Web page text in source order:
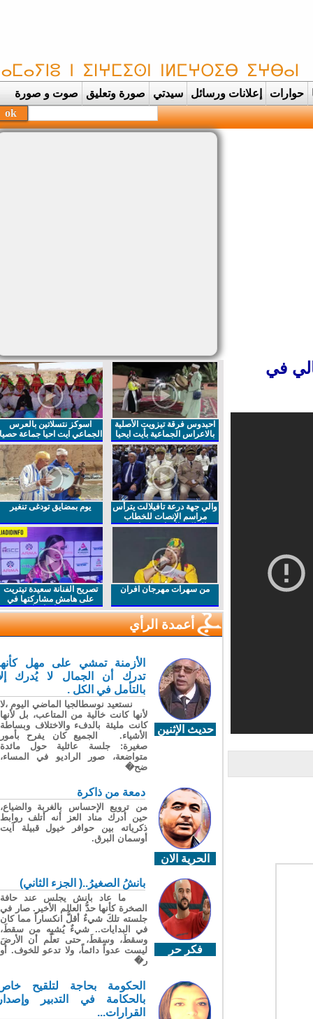
حوارات إعلانات ورسائل سيدتي صورة وتعليق صوت و صورة
في
احيدوس فرقة تيزويت الأصلية
بالاعراس الجماعية بأيت ايحيا
اسوكز نتسلاتين بالعرس
الجماعي ايت احيا جماعة حصيا
والي جهة درعة تافيلالت يترأس
مراسم الإنصات للخطاب
الملكي السامي بمناسبة
يوم بمضايق تودغى تنغير
من سهرات مهرجان افران
تصريح الفنانة سعيدة تيتريت
على هامش مشاركتها في
مهرجان افران
أعمدة الرأي
حديث الإثنين
الأزمنة تمشي على مهل كأنها
تدرك أن الجمال لا يُدرك إلا
بالتأمل في الكل .
نستعيد نوسطالجيا الماضي اليوم ،لا
لأنها كانت خالية من المتاعب، بل لأنها
كانت مليئة بالدفء والاختلاف وبساطة
الأشياء. الجميع كان يفرح بأمور
صغيرة: جلسة عائلية حول مائدة
متواضعة، صور الراديو في المساء،
ضح�
الحرية الان
دمعة من ذاكرة
من ترويع الإحساس بالغربة والضياع،
حين أدرك مناد العز أنه أتلف روابط
ذكرياته بين حوافر خيول قبيلة آيت
أوسمان البرق.
فكر حر
بانشُ الصغيرُ..( الجزء الثاني)
ما عاد بانش يجلس عند حافة
الصخرة كأنها حدُّ العالم الأخير. صار في
جلسته تلكَ شيءٌ أقلُّ انكساراً مما كان
في البدايات.. شيءٌ يُشبِه من سقطَ،
وسقطَ، وسقطَ، حتى تعلّم أن الأرضَ
ليست عدواً دائماً، ولا تدعو للخوف. أو
ر�
الحكومة بحاجة لتلقيح خاص
بالحكامة في التدبير وإصدار
القرارات...